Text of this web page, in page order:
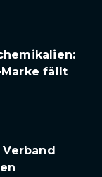
fällt
Verband